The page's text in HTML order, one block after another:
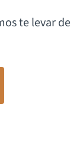
te levar de